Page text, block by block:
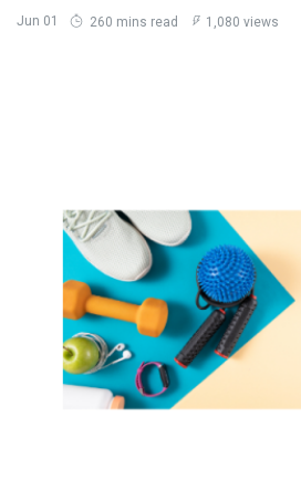
Jun 01 260 mins read 1,080 views